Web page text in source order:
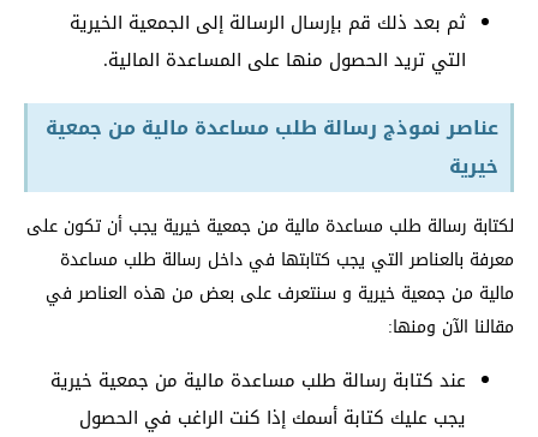
ثم بعد ذلك قم بإرسال الرسالة إلى الجمعية الخيرية
التي تريد الحصول منها على المساعدة المالية.
عناصر نموذج رسالة طلب مساعدة مالية من جمعية
خيرية
لكتابة رسالة طلب مساعدة مالية من جمعية خيرية يجب أن تكون على
معرفة بالعناصر التي يجب كتابتها في داخل رسالة طلب مساعدة
مالية من جمعية خيرية و سنتعرف على بعض من هذه العناصر في
مقالنا الآن ومنها:
عند كتابة رسالة طلب مساعدة مالية من جمعية خيرية
يجب عليك كتابة أسمك إذا كنت الراغب في الحصول